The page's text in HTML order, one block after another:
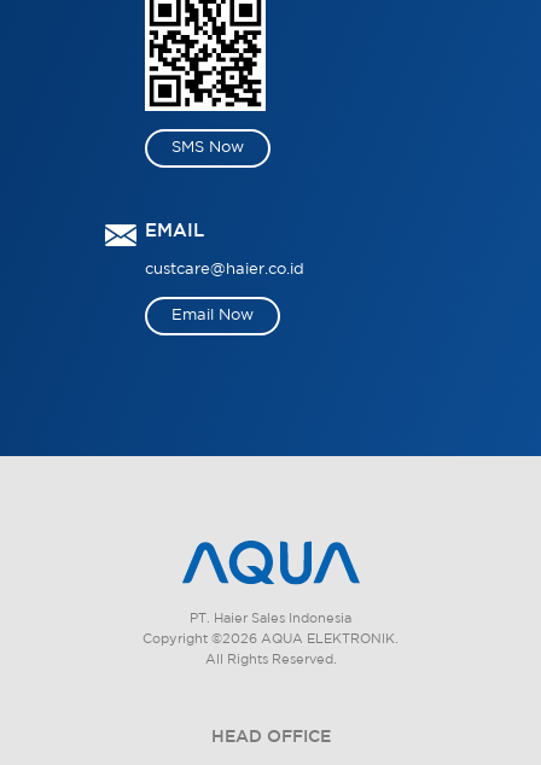
SMS Now
EMAIL
custcare@haier.co.id
Email Now
PT. Haier Sales Indonesia
Copyright ©2026 AQUA ELEKTRONIK.
All Rights Reserved.
HEAD OFFICE